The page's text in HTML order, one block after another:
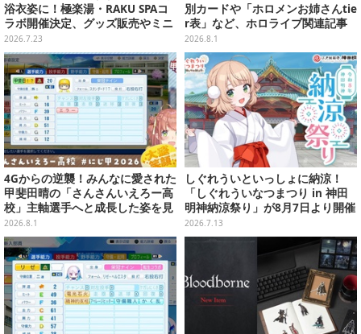
浴衣姿に！極楽湯・RAKU SPAコ
ラボ開催決定、グッズ販売やミニ
謎解きなど多彩な企画実施
2026.7.23
別カードや「ホロメンお姉さんtie
r表」など、ホロライブ関連記事
をひとまとめ！【2026年7月版】
2026.8.1
4Gからの逆襲！みんなに愛された
甲斐田晴の「さんさんいえろー高
校」主軸選手へと成長した姿を見
よ【特集】
2026.8.1
しぐれういといっしょに納涼！
「しぐれういなつまつり in 神田
明神納涼祭り」が8月7日より開催
決定
2026.7.13